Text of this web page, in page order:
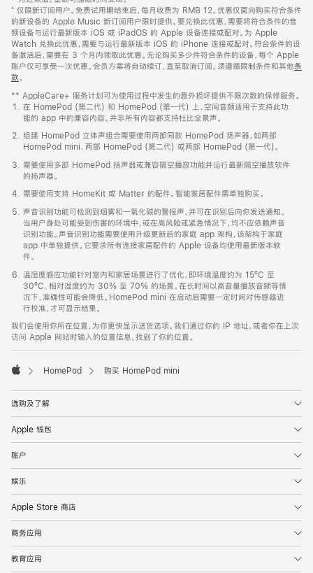
页
页
脚
注
⁺ 仅限新订阅用户。免费试用期结束后，每月收费为 RMB 12。优惠仅面向购买符合条件
的新设备的 Apple Music 新订阅用户限时提供。要兑换此优惠，需要将符合条件的音
频设备与运行最新版本 iOS 或 iPadOS 的 Apple 设备连接或配对。为 Apple
Watch 兑换此优惠，需要与运行最新版本 iOS 的 iPhone 连接或配对。符合条件的设
备激活后，需要在 3 个月内领取此优惠。无论购买多少件符合条件的设备，每个 Apple
账户仅可享受一次优惠。会员方案将自动续订，直至取消订阅。须遵循限制条件和其他条
款。
窗
口
中
打
开)
** AppleCare+ 服务计划可为使用过程中发生的意外损坏提供不限次数的保修服务。
在 HomePod (第二代) 和 HomePod (第一代) 上，空间音频适用于支持此功
能的 app 中的兼容内容。并非所有内容都支持杜比全景声。
组建 HomePod 立体声组合需要使用两部同款 HomePod 扬声器，如两部
HomePod mini、两部 HomePod (第二代) 或两部 HomePod (第一代)。
需要使用多部 HomePod 扬声器或兼容隔空播放功能并运行最新隔空播放软件
的扬声器。
需要使用支持 HomeKit 或 Matter 的配件。智能家居配件需单独购买。
声音识别功能可检测到烟雾和一氧化碳的警报声，并可在识别后向你发送通知。
当用户身处可能受到伤害的环境中，或在高风险或紧急情况下，均不应依赖声音
识别功能。声音识别功能需要使用升级更新后的家庭 app 架构，该架构于家庭
app 中单独提供。它要求所有连接家居配件的 Apple 设备均使用最新版本软
件。
温湿度感应功能针对室内和家居场景进行了优化，即环境温度约为 15ºC 至
30ºC、相对湿度约为 30% 至 70% 的场景。在长时间以高音量播放音频等情
况下，准确性可能会降低。HomePod mini 在启动后需要一定时间对传感器进
行校准，才可显示结果。
我们会使用你所在位置，为你更快显示送货选项。我们通过你的 IP 地址，或者你在上次
访问 Apple 网站时输入的位置信息，找到了你的位置。
HomePod 购买 HomePod mini
选购及了解
Apple 钱包
账户
娱乐
Apple Store 商店
商务应用
教育应用